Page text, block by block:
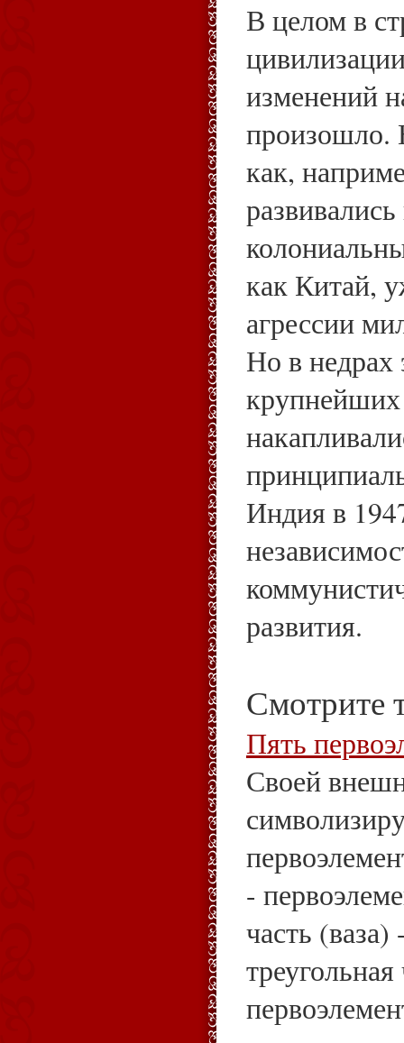
В целом в
изменений
произошло.
как,
как Китай,
агрессии
Но в недрах
Индия в
развития.
Смотрите
Пять
Своей
-
часть